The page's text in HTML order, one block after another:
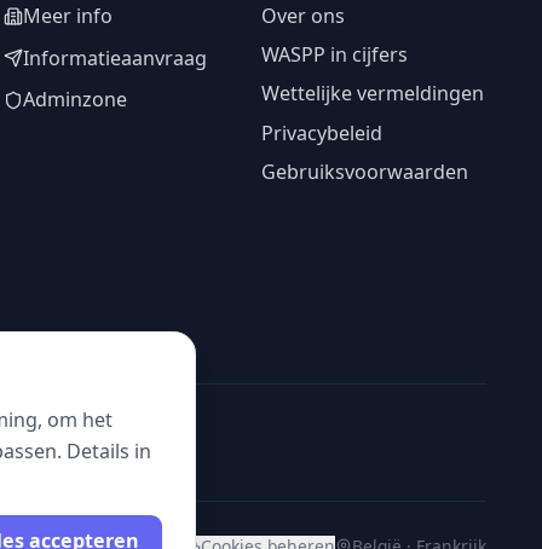
Meer info
Informatieaanvraag
Adminzone
Over ons
WASPP in cijfers
Wettelijke vermeldingen
Privacybeleid
Gebruiksvoorwaarden
om het
Details in
accepteren